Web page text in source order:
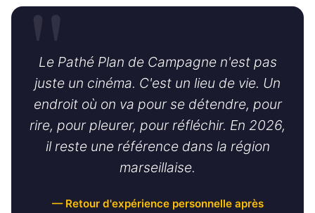
Le Pathé Plan de Campagne n'est pas
juste un cinéma. C'est un lieu de vie. Un
endroit où on va pour se détendre, pour
rire, pour pleurer, pour réfléchir. En 2026,
il reste une référence dans la région
marseillaise.
— Retour d'expérience personnelle après